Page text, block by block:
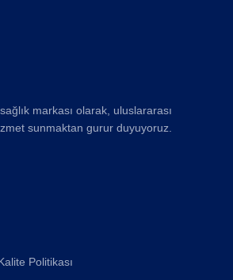
markası olarak, uluslararası
sunmaktan gurur duyuyoruz.
Politikası